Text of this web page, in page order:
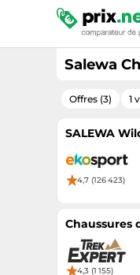
Salewa
Offres (3) 1
SALEWA
4,7 (126 423)
Chaussures
4,3 (1 155)